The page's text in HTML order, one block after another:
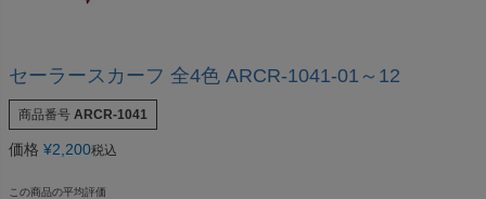
セーラースカーフ 全4色 ARCR-1041-01～12
商品番号 ARCR-1041
価格 ¥2,200税込